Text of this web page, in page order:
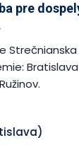
pre